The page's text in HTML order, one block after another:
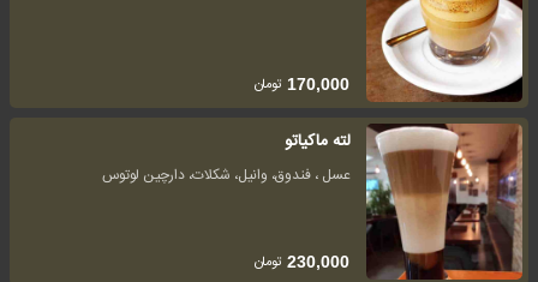
170,000 تومان
لته ماکیاتو
عسل ، فندوق، وانیل، شکلات، دارچین لوتوس
230,000 تومان